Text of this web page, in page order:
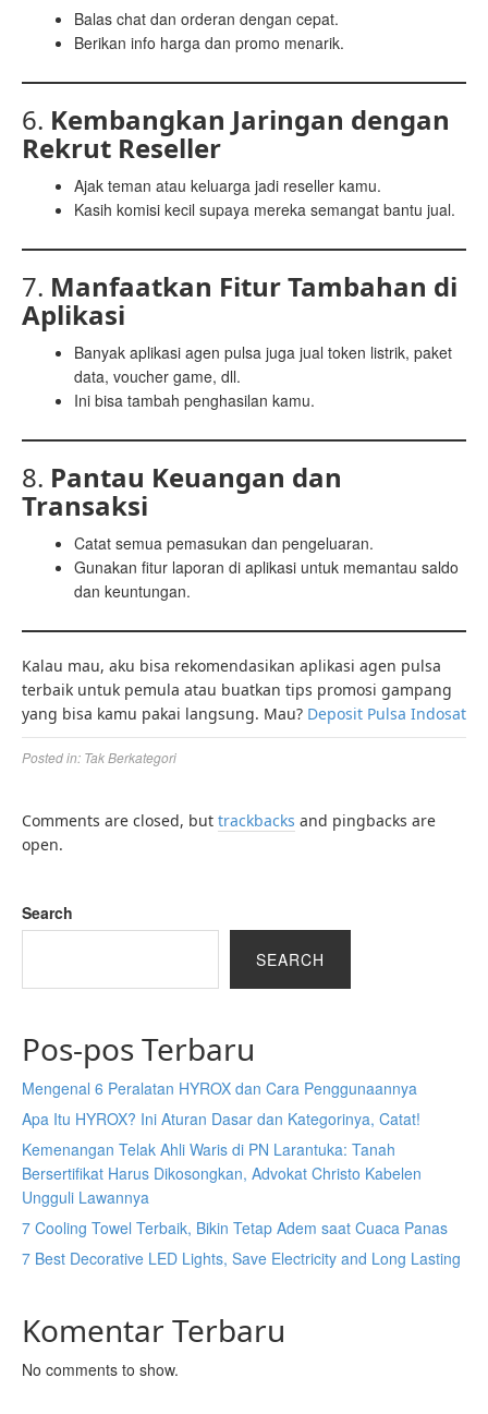
Balas chat dan orderan dengan cepat.
Berikan info harga dan promo menarik.
6. Kembangkan Jaringan dengan
Rekrut Reseller
Ajak teman atau keluarga jadi reseller kamu.
Kasih komisi kecil supaya mereka semangat bantu jual.
7. Manfaatkan Fitur Tambahan di
Aplikasi
Banyak aplikasi agen pulsa juga jual token listrik, paket
data, voucher game, dll.
Ini bisa tambah penghasilan kamu.
8. Pantau Keuangan dan
Transaksi
Catat semua pemasukan dan pengeluaran.
Gunakan fitur laporan di aplikasi untuk memantau saldo
dan keuntungan.
Kalau mau, aku bisa rekomendasikan aplikasi agen pulsa
terbaik untuk pemula atau buatkan tips promosi gampang
yang bisa kamu pakai langsung. Mau? Deposit Pulsa Indosat
Posted in: Tak Berkategori
Comments are closed, but trackbacks and pingbacks are
open.
Search
SEARCH
Pos-pos Terbaru
Mengenal 6 Peralatan HYROX dan Cara Penggunaannya
Apa Itu HYROX? Ini Aturan Dasar dan Kategorinya, Catat!
Kemenangan Telak Ahli Waris di PN Larantuka: Tanah
Bersertifikat Harus Dikosongkan, Advokat Christo Kabelen
Ungguli Lawannya
7 Cooling Towel Terbaik, Bikin Tetap Adem saat Cuaca Panas
7 Best Decorative LED Lights, Save Electricity and Long Lasting
Komentar Terbaru
No comments to show.